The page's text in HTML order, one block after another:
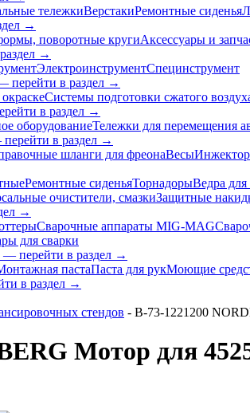
тележкиВерстакиРемонтные сиденья
→
поворотные кругиАксессуары и
→
ЭлектроинструментСпецинструмент
перейти в раздел →
Системы подготовки сжатого
в раздел →
оборудованиеТележки для перемещения
в раздел →
шланги для фреонаВесыИнжектор
Ремонтные сиденьяТорнадорыВедра
очистители, смазкиЗащитные
→
Сварочные аппараты MIG-MAG
для сварки
— перейти в раздел →
пастаПаста для рукМоющие
в раздел →
стендов - B-73-1221200
Мотор для